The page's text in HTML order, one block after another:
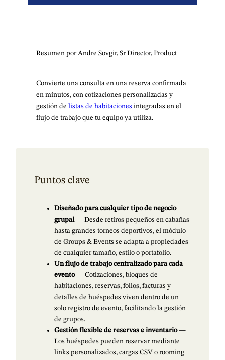
Resumen por Andre Sovgir, Sr Director, Product
Convierte una consulta en una reserva confirmada
en minutos, con cotizaciones personalizadas y
gestión de listas de habitaciones integradas en el
flujo de trabajo que tu equipo ya utiliza.
Puntos clave
Diseñado para cualquier tipo de negocio
grupal— Desde retiros pequeños en cabañas
hasta grandes torneos deportivos, el módulo
de Groups & Events se adapta a propiedades
de cualquier tamaño, estilo o portafolio.
Un flujo de trabajo centralizado para cada
evento— Cotizaciones, bloques de
habitaciones, reservas, folios, facturas y
detalles de huéspedes viven dentro de un
solo registro de evento, facilitando la gestión
de grupos.
Gestión flexible de reservas e inventario—
Los huéspedes pueden reservar mediante
links personalizados, cargas CSV o rooming